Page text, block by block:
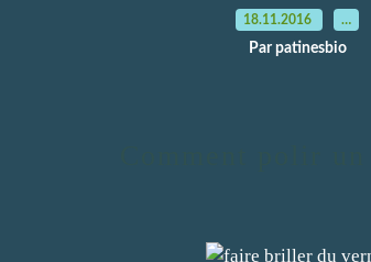
18.11.2016 …
Par patinesbio